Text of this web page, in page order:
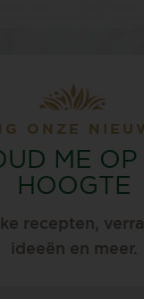
ONZE
ME OP
HOOGTE
recepten,
ideeën en meer.